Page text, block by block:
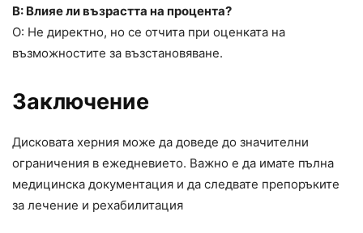
В: Влияе ли възрастта на процента?
О: Не директно, но се отчита при оценката на
възможностите за възстановяване.
Заключение
Дисковата херния може да доведе до значителни
ограничения в ежедневието. Важно е да имате пълна
медицинска документация и да следвате препоръките
за лечение и рехабилитация